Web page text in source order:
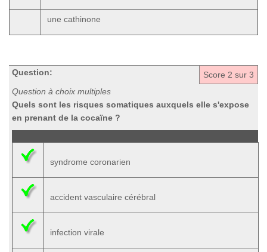
une cathinone
Score 2 sur 3
Question:
Question à choix multiples
Quels sont les risques somatiques auxquels elle s'expose
en prenant de la cocaïne ?
syndrome coronarien
accident vasculaire cérébral
infection virale